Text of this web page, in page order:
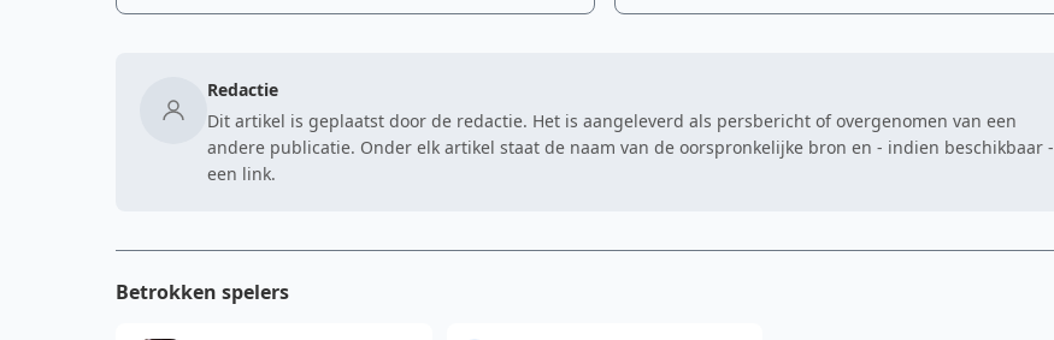
Redactie
Dit artikel is geplaatst door de redactie. Het is aangeleverd als persbericht of overgenomen van een
andere publicatie. Onder elk artikel staat de naam van de oorspronkelijke bron en - indien beschikbaar -
een link.
Betrokken spelers